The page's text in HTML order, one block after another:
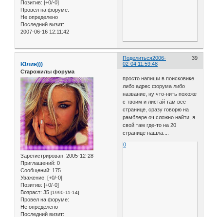
Позитив: [+0/-0]
Провел на форуме:
Не определено
Последний визит:
2007-06-16 12:11:42
Поделиться 39
2006-
02-04 11:59:48
Юлия)))
Старожилы форума
Зарегистрирован: 2005-12-28
Приглашений: 0
Сообщений: 175
Уважение: [+0/-0]
Позитив: [+0/-0]
Возраст: 35 [1990-11-14]
Провел на форуме:
Не определено
Последний визит:
просто напиши в поисковике
либо адрес форума либо
название, ну что-нить похоже
с твоим и листай там все
странице, сразу говорю на
рамблере оч сложно найти, я
свой там где-то на 20
странице нашла....
0